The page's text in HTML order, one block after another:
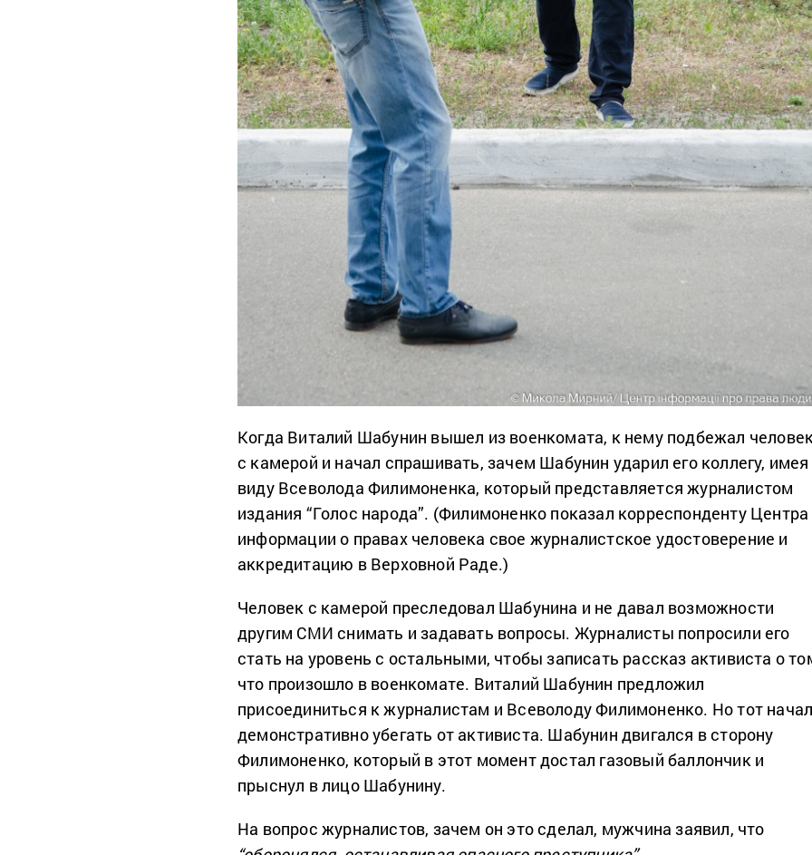
Когда Виталий Шабунин вышел из военкомата, к нему подбежал
с камерой и начал спрашивать, зачем Шабунин ударил его коллегу, имея
виду Всеволода Филимоненка, который представляется журналистом
издания “Голос народа”. (Филимоненко показал корреспонденту Центра
информации о правах человека свое журналистское удостоверение и
аккредитацию в Верховной Раде.)
Человек с камерой преследовал Шабунина и не давал возможности
другим СМИ снимать и задавать вопросы. Журналисты попросили его
стать на уровень с остальными, чтобы записать рассказ активиста о
что произошло в военкомате. Виталий Шабунин предложил
присоединиться к журналистам и Всеволоду Филимоненко. Но тот
демонстративно убегать от активиста. Шабунин двигался в сторону
Филимоненко, который в этот момент достал газовый баллончик и
прыснул в лицо Шабунину.
На вопрос журналистов, зачем он это сделал, мужчина заявил, что